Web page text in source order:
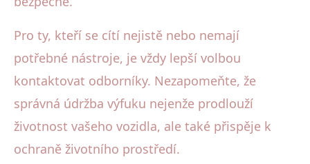
Pro ty, kteří se cítí nejistě nebo nemají
potřebné nástroje, je vždy lepší volbou
kontaktovat odborníky. Nezapomeňte, že
správná údržba výfuku nejenže prodlouží
životnost vašeho vozidla, ale také přispěje k
ochraně životního prostředí.